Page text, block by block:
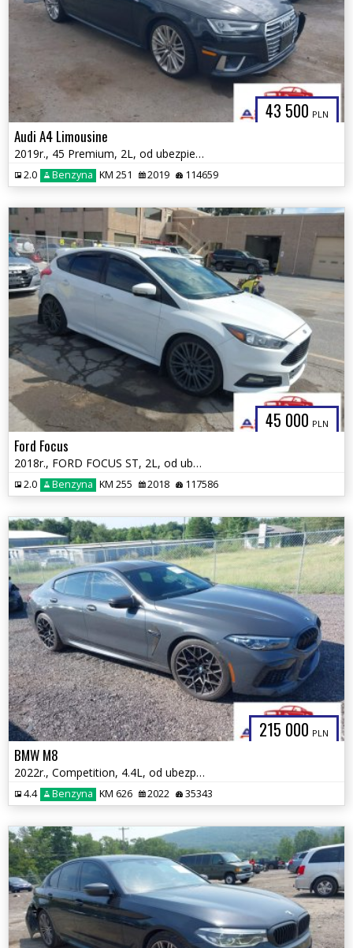
43 500 PLN
Audi A4 Limousine
2019r., 45 Premium, 2L, od ubezpieczalni
2.0 Benzyna KM 251 2019 114659
45 000 PLN
Ford Focus
2018r., FORD FOCUS ST, 2L, od ubezpieczalni
2.0 Benzyna KM 255 2018 117586
215 000 PLN
BMW M8
2022r., Competition, 4.4L, od ubezpieczalni
4.4 Benzyna KM 626 2022 35343